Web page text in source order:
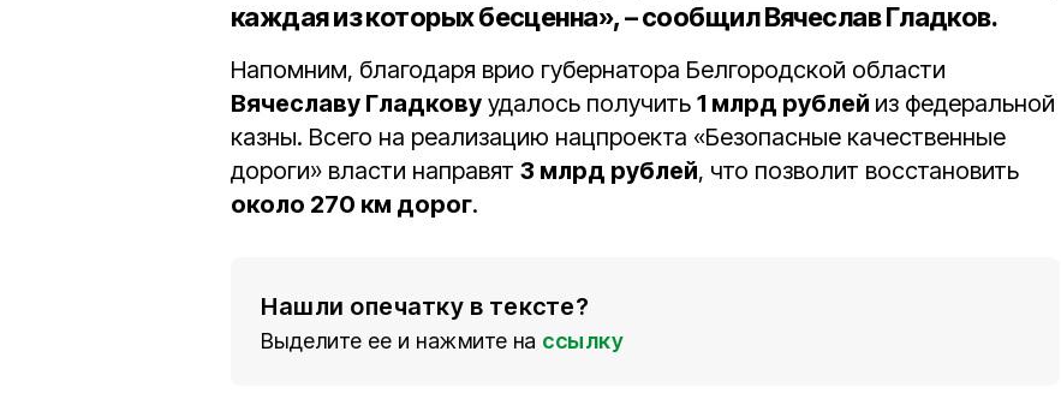
каждая из которых бесценна», – сообщил Вячеслав Гладков.
Напомним, благодаря врио губернатора Белгородской области
Вячеславу Гладкову удалось получить 1 млрд рублей из федеральной
казны. Всего на реализацию нацпроекта «Безопасные качественные
дороги» власти направят 3 млрд рублей, что позволит восстановить
около 270 км дорог.
Нашли опечатку в тексте?
Выделите ее и нажмите на ссылку